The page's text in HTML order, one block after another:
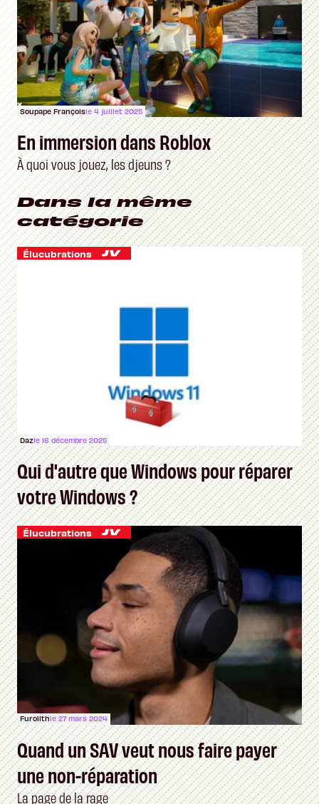
Soupape Françoisle 4 juillet 2025
En immersion dans Roblox
À quoi vous jouez, les djeuns ?
Dans la même
catégorie
Élucubrations
Dazle 16 décembre 2025
Qui d'autre que Windows pour réparer
votre Windows ?
Élucubrations
Furolithle 27 mars 2024
Quand un SAV veut nous faire payer
une non-réparation
La page de la rage